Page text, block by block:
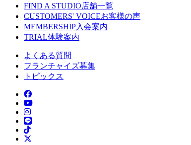
FIND A STUDIO店舗一覧
CUSTOMERS' VOICEお客様の声
MEMBERSHIP入会案内
TRIAL体験案内
よくある質問
フランチャイズ募集
トピックス